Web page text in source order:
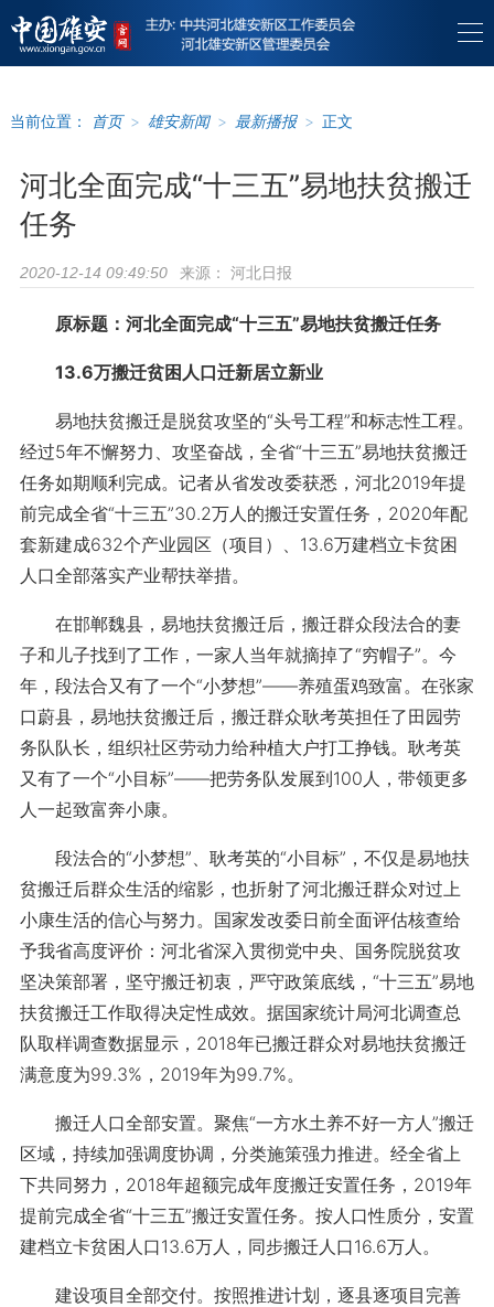
当前位置： 首页 > 雄安新闻 > 最新播报 > 正文
河北全面完成“十三五”易地扶贫搬迁
任务
2020-12-14 09:49:50 来源： 河北日报
原标题： 河北全面完成“十三五”易地扶贫搬迁任务
13.6万搬迁贫困人口迁新居立新业
易地扶贫搬迁是脱贫攻坚的“头号工程”和标志性工程。
经过5年不懈努力、攻坚奋战，全省“十三五”易地扶贫搬迁
任务如期顺利完成。记者从省发改委获悉，河北2019年提
前完成全省“十三五”30.2万人的搬迁安置任务，2020年配
套新建成632个产业园区（项目）、13.6万建档立卡贫困
人口全部落实产业帮扶举措。
在邯郸魏县，易地扶贫搬迁后，搬迁群众段法合的妻
子和儿子找到了工作，一家人当年就摘掉了“穷帽子”。今
年，段法合又有了一个“小梦想”——养殖蛋鸡致富。在张家
口蔚县，易地扶贫搬迁后，搬迁群众耿考英担任了田园劳
务队队长，组织社区劳动力给种植大户打工挣钱。耿考英
又有了一个“小目标”——把劳务队发展到100人，带领更多
人一起致富奔小康。
段法合的“小梦想”、耿考英的“小目标”，不仅是易地扶
贫搬迁后群众生活的缩影，也折射了河北搬迁群众对过上
小康生活的信心与努力。国家发改委日前全面评估核查给
予我省高度评价：河北省深入贯彻党中央、国务院脱贫攻
坚决策部署，坚守搬迁初衷，严守政策底线，“十三五”易地
扶贫搬迁工作取得决定性成效。据国家统计局河北调查总
队取样调查数据显示，2018年已搬迁群众对易地扶贫搬迁
满意度为99.3%，2019年为99.7%。
搬迁人口全部安置。聚焦“一方水土养不好一方人”搬迁
区域，持续加强调度协调，分类施策强力推进。经全省上
下共同努力，2018年超额完成年度搬迁安置任务，2019年
提前完成全省“十三五”搬迁安置任务。按人口性质分，安置
建档立卡贫困人口13.6万人，同步搬迁人口16.6万人。
建设项目全部交付。按照推进计划，逐县逐项目完善